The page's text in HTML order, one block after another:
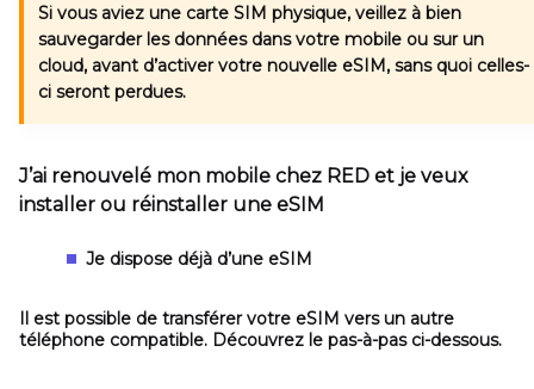
Si vous aviez une carte SIM physique, veillez à bien
sauvegarder les données dans votre mobile ou sur un
cloud, avant d’activer votre nouvelle eSIM, sans quoi celles-
ci seront perdues.
J’ai renouvelé mon mobile chez RED et je veux
installer ou réinstaller une eSIM
Je dispose déjà d’une eSIM
Il est possible de transférer votre eSIM vers un autre
téléphone compatible. Découvrez le pas-à-pas ci-dessous.